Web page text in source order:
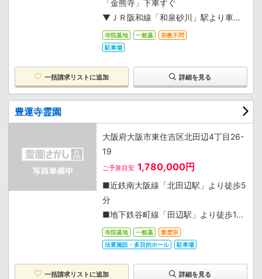
「金熊寺」下車すぐ
▼ＪＲ阪和線「和泉砂川」駅より車...
寺院墓地 一般墓
宗教不問
駐車場
一括請求リストに追加 詳細を見る
豊運寺霊園
大阪府大阪市東住吉区北田辺4丁目26-
19
ご予算目安 1,780,000円
■近鉄南大阪線「北田辺駅」より徒歩5
分
■地下鉄谷町線「田辺駅」より徒歩1...
寺院墓地 一般墓
黄檗宗
法要施設・多目的ホール
駐車場
一括請求リストに追加 詳細を見る